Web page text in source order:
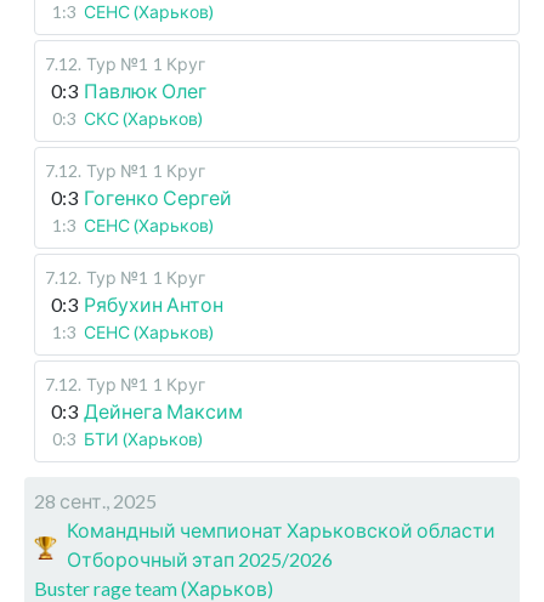
1:3 СЕНС (Харьков)
7.12. Тур №1 1 Круг
0:3 Павлюк Олег
0:3 СКС (Харьков)
7.12. Тур №1 1 Круг
0:3 Гогенко Сергей
1:3 СЕНС (Харьков)
7.12. Тур №1 1 Круг
0:3 Рябухин Антон
1:3 СЕНС (Харьков)
7.12. Тур №1 1 Круг
0:3 Дейнега Максим
0:3 БТИ (Харьков)
28 сент., 2025
Командный чемпионат Харьковской области
Отборочный этап 2025/2026
Buster rage team (Харьков)